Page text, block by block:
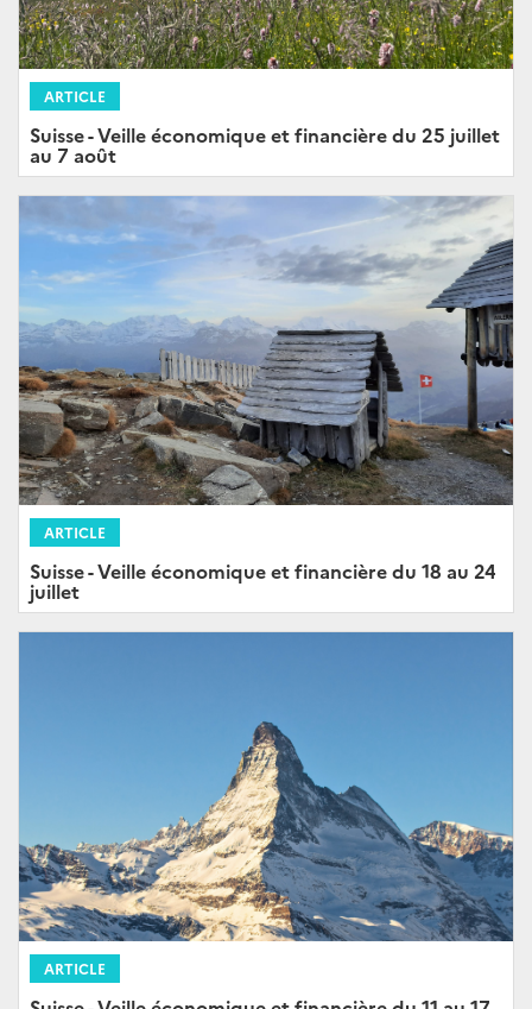
ARTICLE
Suisse - Veille économique et financière du 25 juillet
au 7 août
ARTICLE
Suisse - Veille économique et financière du 18 au 24
juillet
ARTICLE